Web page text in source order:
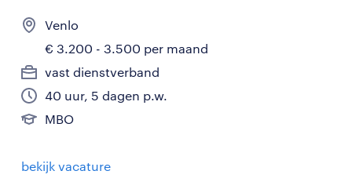
Venlo
€ 3.200 - 3.500 per maand
vast dienstverband
40 uur, 5 dagen p.w.
MBO
bekijk vacature